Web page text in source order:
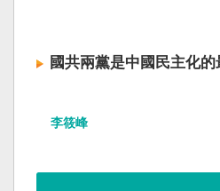
國共兩黨是中國民主化
李筱峰